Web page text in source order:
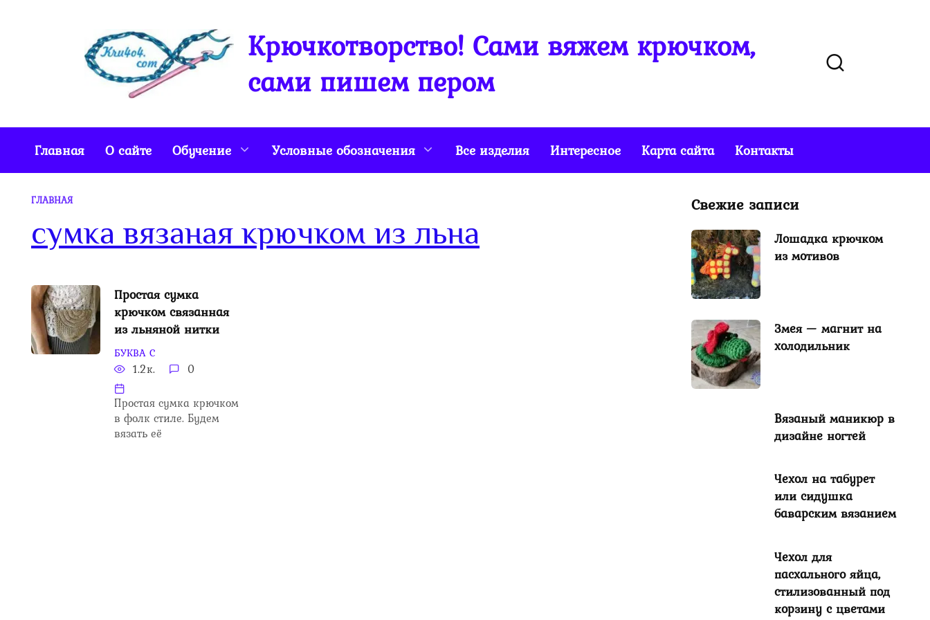
Крючкотворство! Сами вяжем крючком,
сами пишем пером
Главная О сайте Обучение Условные обозначения Все изделия Интересное Карта сайта Контакты
ГЛАВНАЯ
сумка вязаная крючком из льна
Простая сумка
крючком связанная
из льняной нитки
БУКВА С
1.2к. 0
Простая сумка крючком
в фолк стиле. Будем
вязать её
Свежие записи
Лошадка крючком
из мотивов
Змея — магнит на
холодильник
Вязаный маникюр в
дизайне ногтей
Чехол на табурет
или сидушка
баварским вязанием
Чехол для
пасхального яйца,
стилизованный под
корзину с цветами